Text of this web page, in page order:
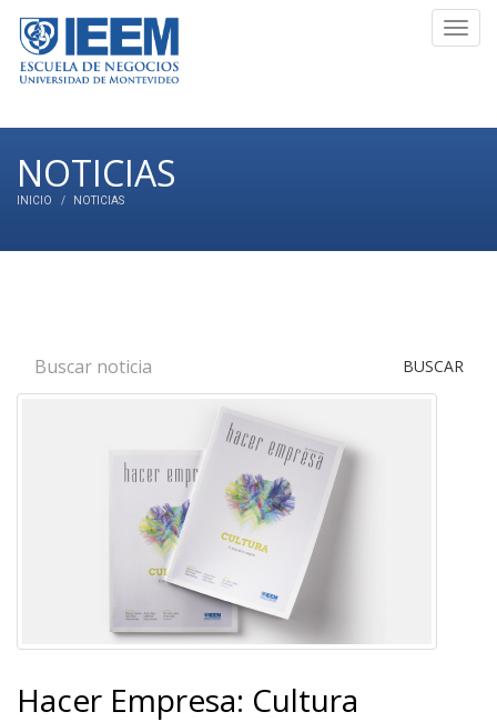
NOTICIAS
INICIO NOTICIAS
BUSCAR
Hacer Empresa: Cultura